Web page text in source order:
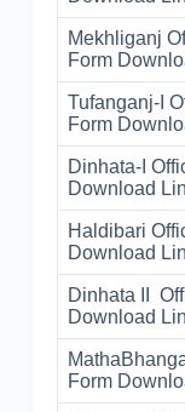
Mekhliganj
Form
Tufanganj-I
Form
Dinhata-I
Download
Haldibari
Download
Dinhata II
Download
Form